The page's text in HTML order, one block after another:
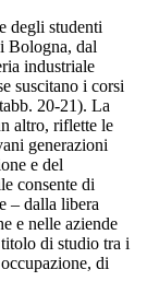
degli studenti
Bologna, dal
industriale
suscitano i corsi
20-21). La
altro, riflette le
generazioni
e del
consente di
– dalla libera
e nelle aziende
di studio tra i
di